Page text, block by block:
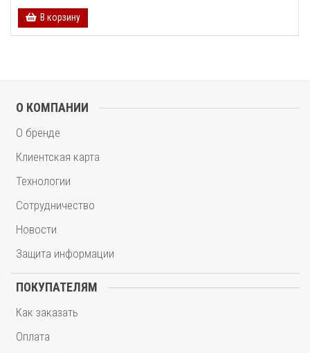
В корзину
О КОМПАНИИ
О бренде
Клиентская карта
Технологии
Сотрудничество
Новости
Защита информации
ПОКУПАТЕЛЯМ
Как заказать
Оплата